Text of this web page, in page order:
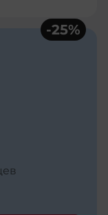
-25%